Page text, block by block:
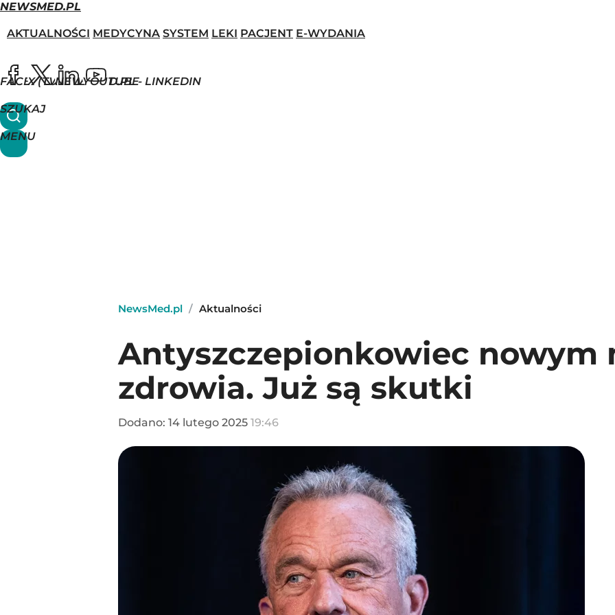
NEWSMED.PL
AKTUALNOŚCI MEDYCYNA SYSTEM LEKI PACJENT E-WYDANIA
FACEBOOK
X (TWITTER)
NEWSMED.PL - LINKEDIN
YOUTUBE
SZUKAJ
MENU
NewsMed.pl / Aktualności
Antyszczepionkowiec nowym
zdrowia. Już są skutki
Dodano: 14 lutego 2025 19:46